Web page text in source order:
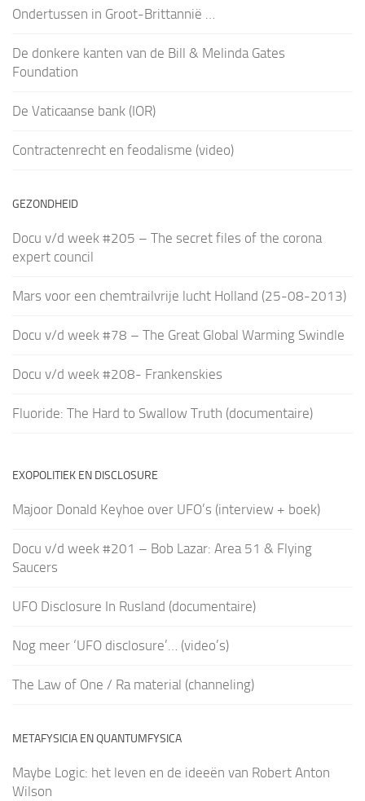
Ondertussen in Groot-Brittannië …
De donkere kanten van de Bill & Melinda Gates
Foundation
De Vaticaanse bank (IOR)
Contractenrecht en feodalisme (video)
GEZONDHEID
Docu v/d week #205 – The secret files of the corona
expert council
Mars voor een chemtrailvrije lucht Holland (25-08-2013)
Docu v/d week #78 – The Great Global Warming Swindle
Docu v/d week #208- Frankenskies
Fluoride: The Hard to Swallow Truth (documentaire)
EXOPOLITIEK EN DISCLOSURE
Majoor Donald Keyhoe over UFO’s (interview + boek)
Docu v/d week #201 – Bob Lazar: Area 51 & Flying
Saucers
UFO Disclosure In Rusland (documentaire)
Nog meer ‘UFO disclosure’… (video’s)
The Law of One / Ra material (channeling)
METAFYSICIA EN QUANTUMFYSICA
Maybe Logic: het leven en de ideeën van Robert Anton
Wilson